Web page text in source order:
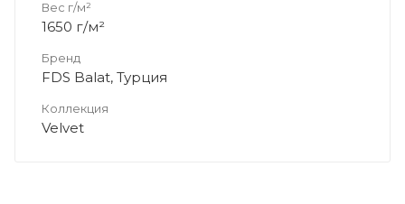
Вес г/м²
1650 г/м²
Бренд
FDS Balat, Турция
Коллекция
Velvet